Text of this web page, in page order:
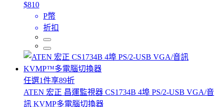
$810
P幣
折扣
任選1件享89折
ATEN 宏正 昌運監視器 CS1734B 4埠 PS/2-USB VGA/音
訊 KVMP多電腦切換器